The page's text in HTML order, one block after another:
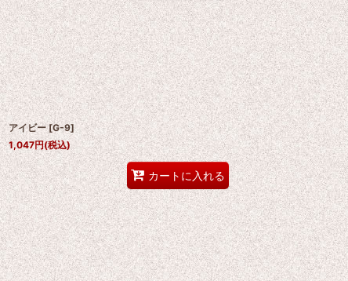
アイビー [G-9]
1,047円(税込)
カートに入れる